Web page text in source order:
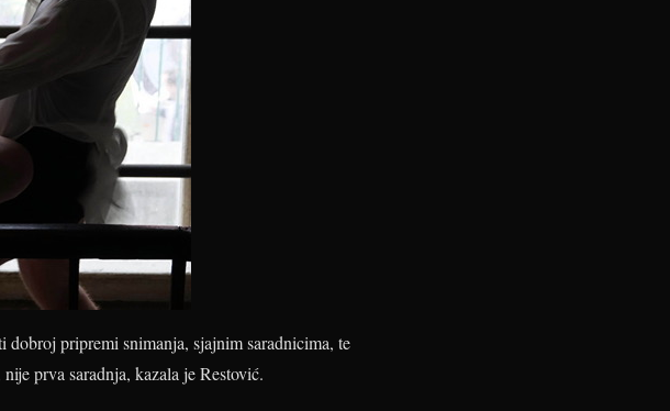
pripremi snimanja, sjajnim saradnicima, te
prva saradnja, kazala je Restović.